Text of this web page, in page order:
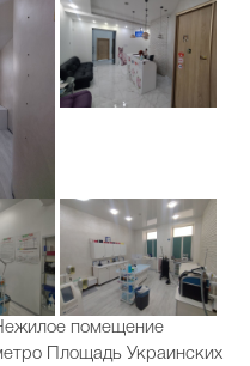
помещение
Площадь Украинских